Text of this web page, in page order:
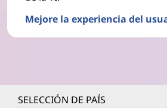
Mejore la experiencia del
SELECCIÓN DE PAÍS